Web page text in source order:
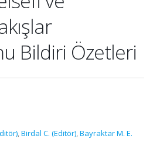
Bildiri Özetleri
,Birdal C. (Editör),Bayraktar M. E.